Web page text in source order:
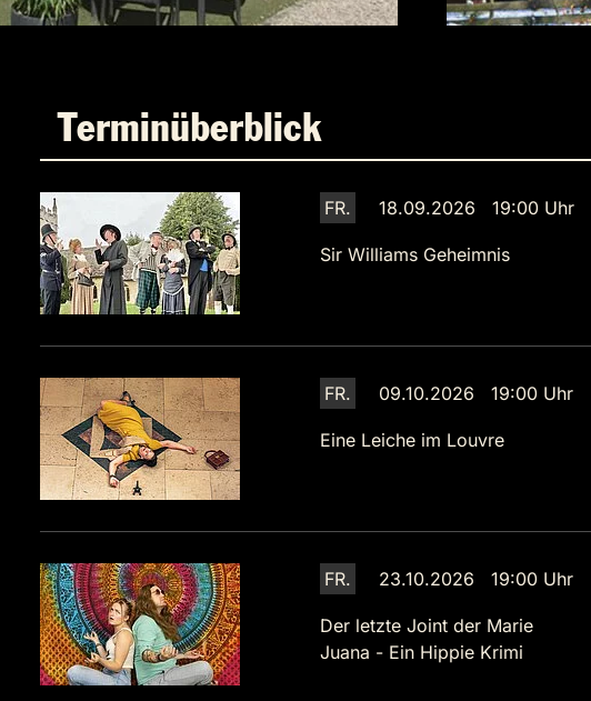
Terminüberblick
FR. 18.09.2026 19:00 Uhr
Sir Williams Geheimnis
FR. 09.10.2026 19:00 Uhr
Eine Leiche im Louvre
FR. 23.10.2026 19:00 Uhr
Der letzte Joint der Marie
Juana - Ein Hippie Krimi